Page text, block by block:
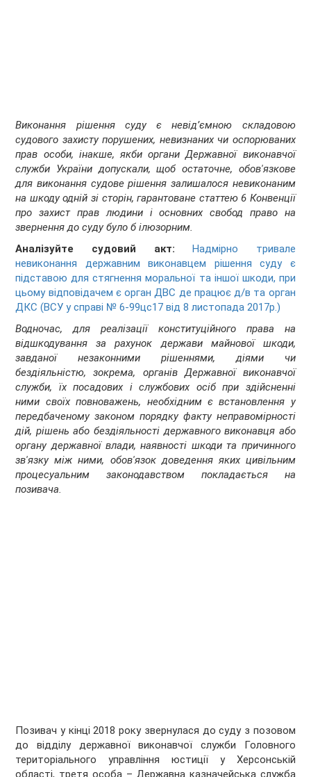
Виконання рішення суду є невід’ємною складовою
судового захисту порушених, невизнаних чи оспорюваних
прав особи, інакше, якби органи Державної виконавчої
служби України допускали, щоб остаточне, обов'язкове
для виконання судове рішення залишалося невиконаним
на шкоду одній зі сторін, гарантоване статтею 6 Конвенції
про захист прав людини і основних свобод право на
звернення до суду було б ілюзорним.
Аналізуйте судовий акт:Надмірно тривале
невиконання державним виконавцем рішення суду є
підставою для стягнення моральної та іншої шкоди, при
цьому відповідачем є орган ДВС де працює д/в та орган
ДКС (ВСУ у справі № 6-99цс17 від 8 листопада 2017р.)
Водночас, для реалізації конституційного права на
відшкодування за рахунок держави майнової шкоди,
завданої незаконними рішеннями, діями чи
бездіяльністю, зокрема, органів Державної виконавчої
служби, їх посадових і службових осіб при здійсненні
ними своїх повноважень, необхідним є встановлення у
передбаченому законом порядку факту неправомірності
дій, рішень або бездіяльності державного виконавця або
органу державної влади, наявності шкоди та причинного
зв'язку між ними, обов'язок доведення яких цивільним
процесуальним законодавством покладається на
позивача.
Позивач у кінці 2018 року звернулася до суду з позовом
до відділу державної виконавчої служби Головного
територіального управління юстиції у Херсонській
області, третя особа – Державна казначейська служба